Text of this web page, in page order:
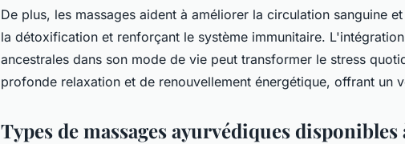
De plus, les massages aident à améliorer la circulation sanguine
la détoxification et renforçant le système immunitaire.
ancestrales dans son mode de vie peut transformer le stress
profonde relaxation et de renouvellement énergétique, offrant un
Types de massages ayurvédiques